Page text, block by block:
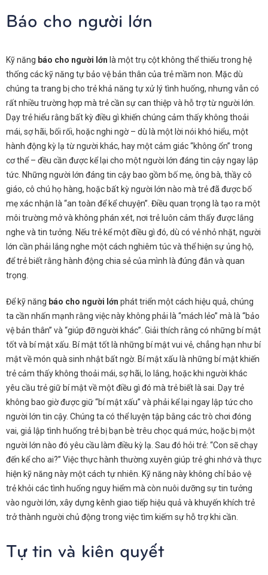
Báo cho người lớn
Kỹ năng báo cho người lớn là một trụ cột không thể thiếu trong hệ
thống các kỹ năng tự bảo vệ bản thân của trẻ mầm non. Mặc dù
chúng ta trang bị cho trẻ khả năng tự xử lý tình huống, nhưng vẫn có
rất nhiều trường hợp mà trẻ cần sự can thiệp và hỗ trợ từ người lớn.
Dạy trẻ hiểu rằng bất kỳ điều gì khiến chúng cảm thấy không thoải
mái, sợ hãi, bối rối, hoặc nghi ngờ – dù là một lời nói khó hiểu, một
hành động kỳ lạ từ người khác, hay một cảm giác “không ổn” trong
cơ thể – đều cần được kể lại cho một người lớn đáng tin cậy ngay lập
tức. Những người lớn đáng tin cậy bao gồm bố mẹ, ông bà, thầy cô
giáo, cô chú họ hàng, hoặc bất kỳ người lớn nào mà trẻ đã được bố
mẹ xác nhận là “an toàn để kể chuyện”. Điều quan trọng là tạo ra một
môi trường mở và không phán xét, nơi trẻ luôn cảm thấy được lắng
nghe và tin tưởng. Nếu trẻ kể một điều gì đó, dù có vẻ nhỏ nhặt, người
lớn cần phải lắng nghe một cách nghiêm túc và thể hiện sự ủng hộ,
để trẻ biết rằng hành động chia sẻ của mình là đúng đắn và quan
trọng.
Để kỹ năng báo cho người lớn phát triển một cách hiệu quả, chúng
ta cần nhấn mạnh rằng việc này không phải là “mách lẻo” mà là “bảo
vệ bản thân” và “giúp đỡ người khác”. Giải thích rằng có những bí mật
tốt và bí mật xấu. Bí mật tốt là những bí mật vui vẻ, chẳng hạn như bí
mật về món quà sinh nhật bất ngờ. Bí mật xấu là những bí mật khiến
trẻ cảm thấy không thoải mái, sợ hãi, lo lắng, hoặc khi người khác
yêu cầu trẻ giữ bí mật về một điều gì đó mà trẻ biết là sai. Dạy trẻ
không bao giờ được giữ “bí mật xấu” và phải kể lại ngay lập tức cho
người lớn tin cậy. Chúng ta có thể luyện tập bằng các trò chơi đóng
vai, giả lập tình huống trẻ bị bạn bè trêu chọc quá mức, hoặc bị một
người lớn nào đó yêu cầu làm điều kỳ lạ. Sau đó hỏi trẻ: “Con sẽ chạy
đến kể cho ai?” Việc thực hành thường xuyên giúp trẻ ghi nhớ và thực
hiện kỹ năng này một cách tự nhiên. Kỹ năng này không chỉ bảo vệ
trẻ khỏi các tình huống nguy hiểm mà còn nuôi dưỡng sự tin tưởng
vào người lớn, xây dựng kênh giao tiếp hiệu quả và khuyến khích trẻ
trở thành người chủ động trong việc tìm kiếm sự hỗ trợ khi cần.
Tự tin và kiên quyết